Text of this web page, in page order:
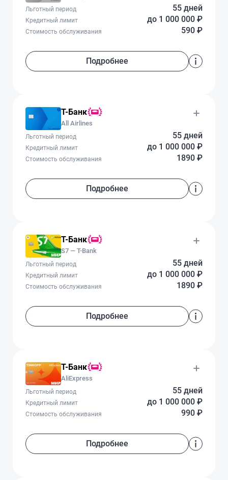
55 дней
Льготный период
до 1 000 000 ₽
Кредитный лимит
590 ₽
Стоимость обслуживания
Подробнее
Т-Банк
All Airlines
55 дней
Льготный период
до 1 000 000 ₽
Кредитный лимит
1890 ₽
Стоимость обслуживания
Подробнее
Т-Банк
S7 — T-Bank
55 дней
Льготный период
до 1 000 000 ₽
Кредитный лимит
1890 ₽
Стоимость обслуживания
Подробнее
Т-Банк
AliExpress
55 дней
Льготный период
до 1 000 000 ₽
Кредитный лимит
990 ₽
Стоимость обслуживания
Подробнее